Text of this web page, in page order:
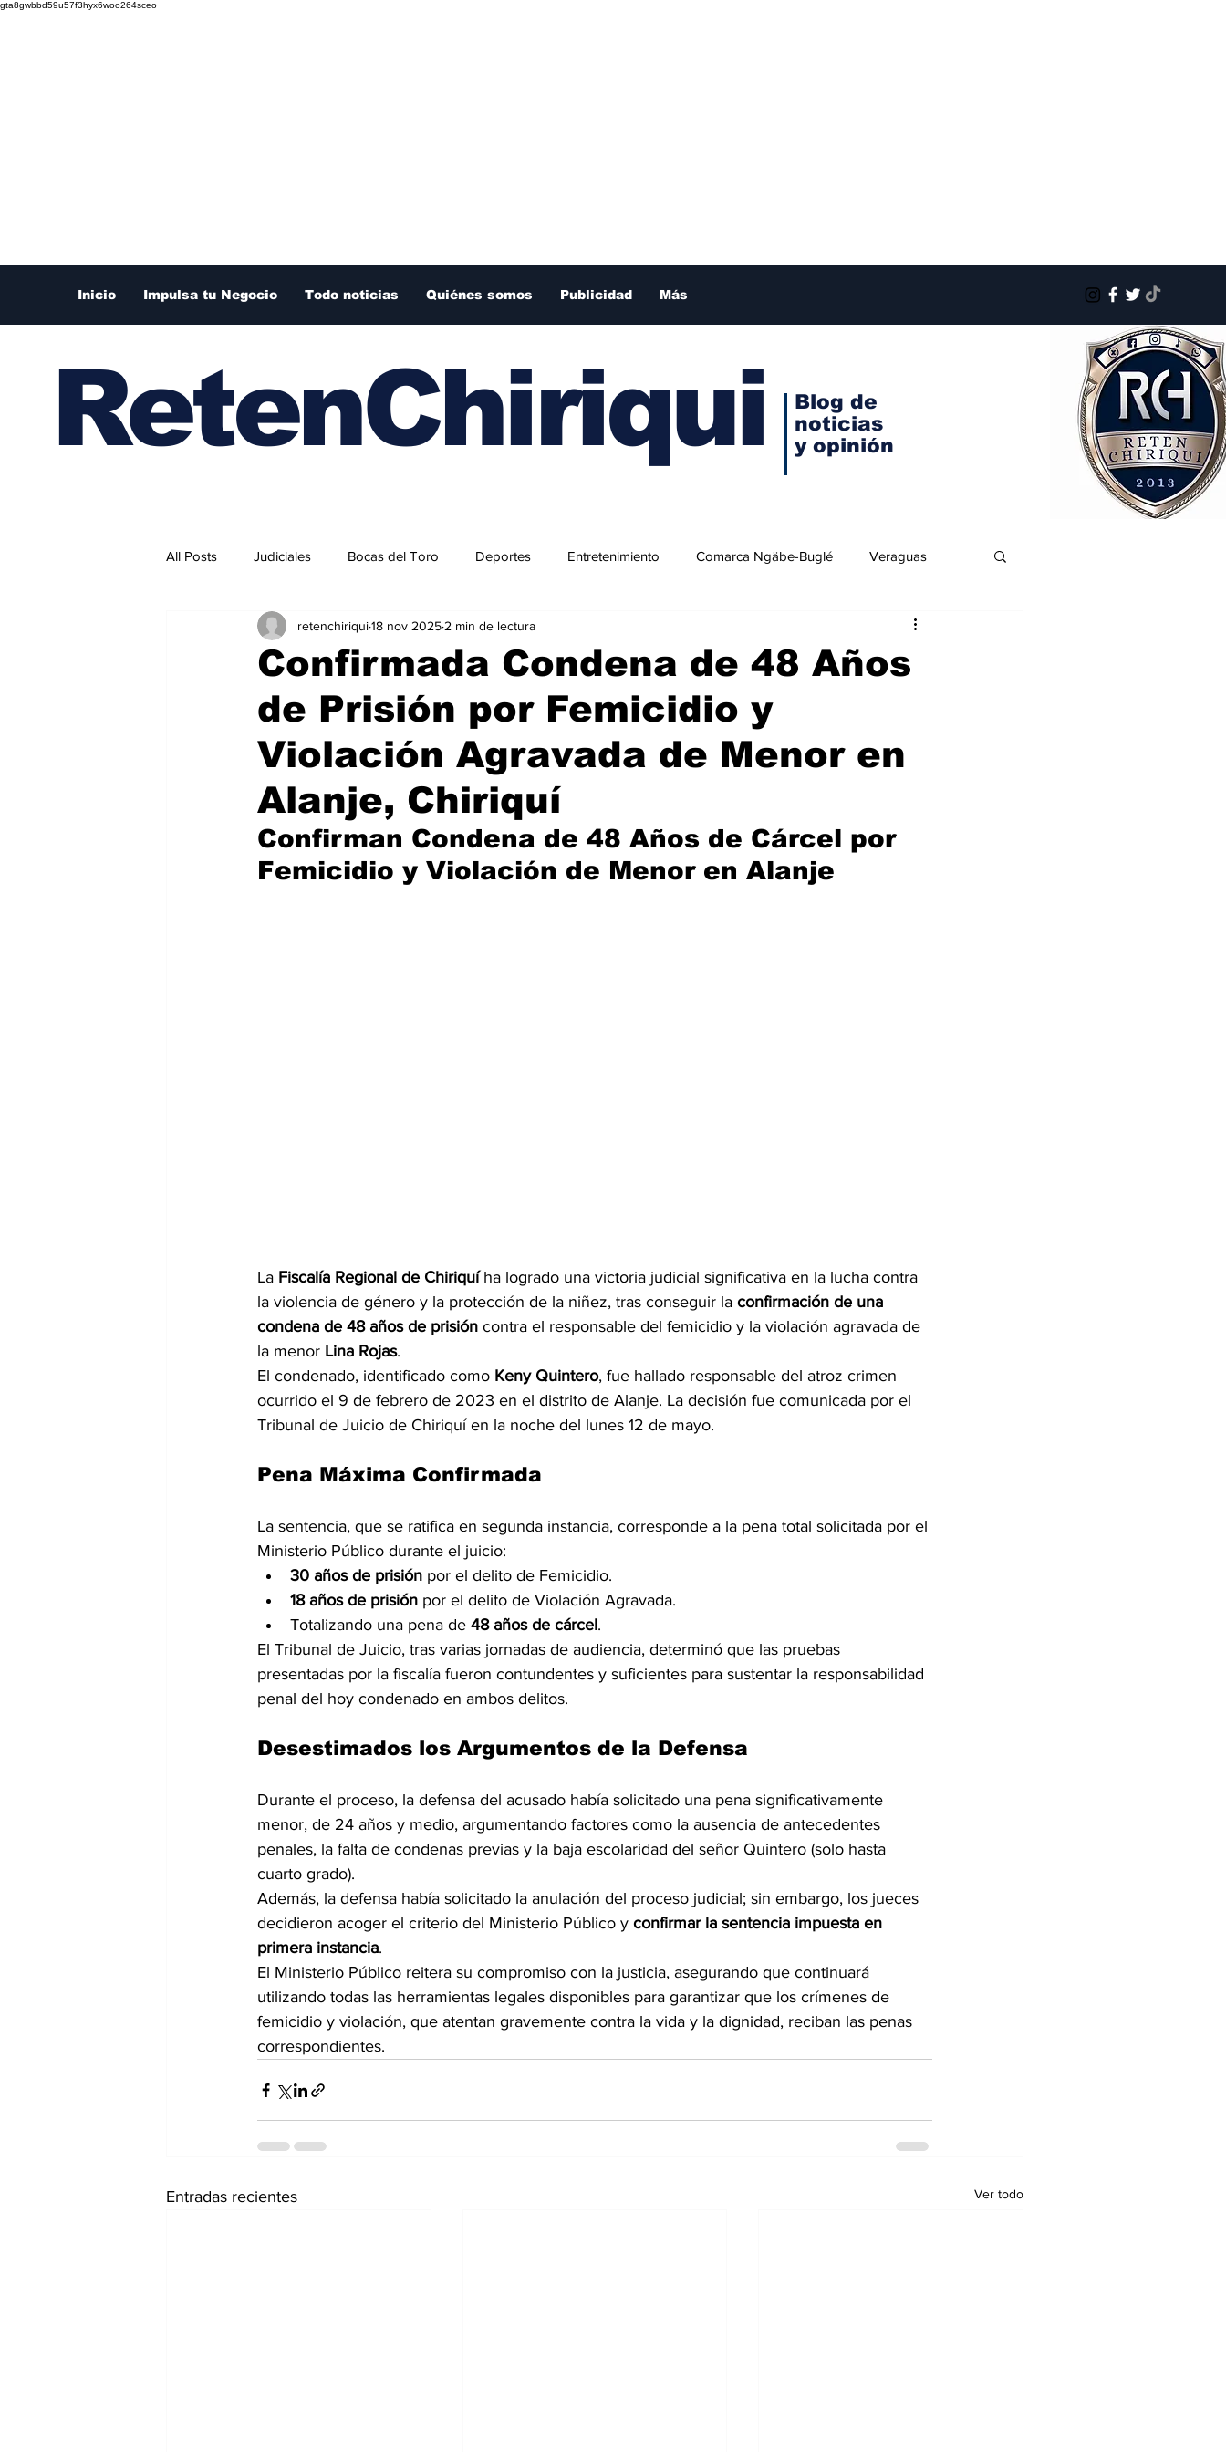
gta8gwbbd59u57f3hyx6woo264sceo
Inicio Impulsa tu Negocio Todo noticias Quiénes somos Publicidad Más
RetenChiriqui
Blog de
noticias
y opinión
All Posts Judiciales Bocas del Toro Deportes Entretenimiento Comarca Ngäbe-Buglé Veraguas
Internacionales
Confirmada Condena de 48 Años
de Prisión por Femicidio y
Violación Agravada de Menor en
Alanje, Chiriquí
retenchiriqui18 nov 2025 2 min de lectura
Confirman Condena de 48 Años de Cárcel por
Femicidio y Violación de Menor en Alanje
La Fiscalía Regional de Chiriquí ha logrado una victoria judicial significativa en la lucha contra
la violencia de género y la protección de la niñez, tras conseguir la confirmación de una
condena de 48 años de prisión contra el responsable del femicidio y la violación agravada de
la menor Lina Rojas.
El condenado, identificado como Keny Quintero, fue hallado responsable del atroz crimen
ocurrido el 9 de febrero de 2023 en el distrito de Alanje. La decisión fue comunicada por el
Tribunal de Juicio de Chiriquí en la noche del lunes 12 de mayo.
Pena Máxima Confirmada
La sentencia, que se ratifica en segunda instancia, corresponde a la pena total solicitada por el
Ministerio Público durante el juicio:
30 años de prisión por el delito de Femicidio.
18 años de prisión por el delito de Violación Agravada.
Totalizando una pena de 48 años de cárcel.
El Tribunal de Juicio, tras varias jornadas de audiencia, determinó que las pruebas
presentadas por la fiscalía fueron contundentes y suficientes para sustentar la responsabilidad
penal del hoy condenado en ambos delitos.
Desestimados los Argumentos de la Defensa
Durante el proceso, la defensa del acusado había solicitado una pena significativamente
menor, de 24 años y medio, argumentando factores como la ausencia de antecedentes
penales, la falta de condenas previas y la baja escolaridad del señor Quintero (solo hasta
cuarto grado).
Además, la defensa había solicitado la anulación del proceso judicial; sin embargo, los jueces
decidieron acoger el criterio del Ministerio Público y confirmar la sentencia impuesta en
primera instancia.
El Ministerio Público reitera su compromiso con la justicia, asegurando que continuará
utilizando todas las herramientas legales disponibles para garantizar que los crímenes de
femicidio y violación, que atentan gravemente contra la vida y la dignidad, reciban las penas
correspondientes.
Entradas recientes Ver todo